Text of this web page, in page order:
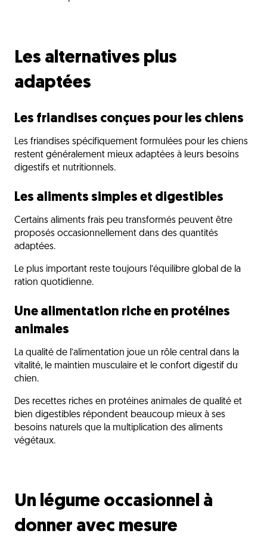
Les alternatives plus
adaptées
Les friandises conçues pour les chiens
Les friandises spécifiquement formulées pour les chiens
restent généralement mieux adaptées à leurs besoins
digestifs et nutritionnels.
Les aliments simples et digestibles
Certains aliments frais peu transformés peuvent être
proposés occasionnellement dans des quantités
adaptées.
Le plus important reste toujours l’équilibre global de la
ration quotidienne.
Une alimentation riche en protéines
animales
La qualité de l’alimentation joue un rôle central dans la
vitalité, le maintien musculaire et le confort digestif du
chien.
Des recettes riches en protéines animales de qualité et
bien digestibles répondent beaucoup mieux à ses
besoins naturels que la multiplication des aliments
végétaux.
Un légume occasionnel à
donner avec mesure